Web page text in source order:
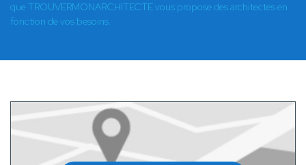
que TROUVERMONARCHITECTE vous propose des architectes en
fonction de vos besoins.